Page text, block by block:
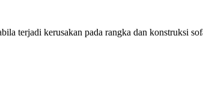
terjadi kerusakan pada rangka dan konstruksi